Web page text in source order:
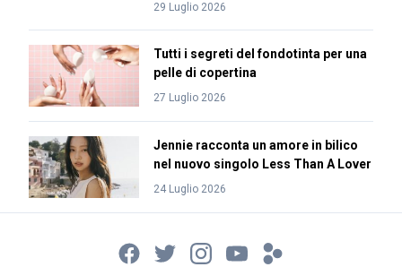
29 Luglio 2026
Tutti i segreti del fondotinta per una
pelle di copertina
27 Luglio 2026
Jennie racconta un amore in bilico
nel nuovo singolo Less Than A Lover
24 Luglio 2026